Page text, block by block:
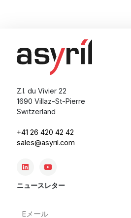
Z.I. du Vivier 22
1690 Villaz-St-Pierre
Switzerland
+41 26 420 42 42
sales@asyril.com
ニュースレター